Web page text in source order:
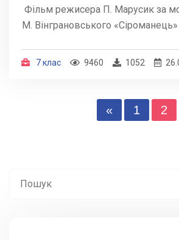
Фільм режисера П. Марусик за
М. Вінграновського
7 клас 9460 1052
« 1 2